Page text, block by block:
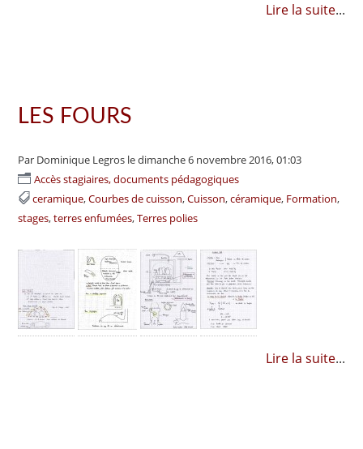
Lire la suite...
LES FOURS
Par Dominique Legros le dimanche 6 novembre 2016, 01:03
Accès stagiaires, documents pédagogiques
ceramique Courbes de cuisson Cuisson céramique Formation
stages terres enfumées Terres polies
Lire la suite...